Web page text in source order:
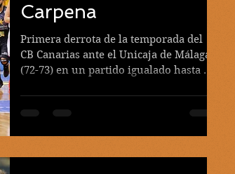
Carpena
Primera derrota de la temporada del
CB Canarias ante el Unicaja de Málaga
(72-73) en un partido igualado hasta el